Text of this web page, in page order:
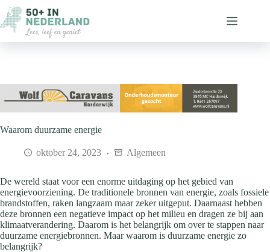
naar
de
inhoud
Waarom duurzame energie
oktober 24, 2023 Algemeen
De wereld staat voor een enorme uitdaging op het gebied van
energievoorziening. De traditionele bronnen van energie, zoals fossiele
brandstoffen, raken langzaam maar zeker uitgeput. Daarnaast hebben
deze bronnen een negatieve impact op het milieu en dragen ze bij aan
klimaatverandering. Daarom is het belangrijk om over te stappen naar
duurzame energiebronnen. Maar waarom is duurzame energie zo
belangrijk?